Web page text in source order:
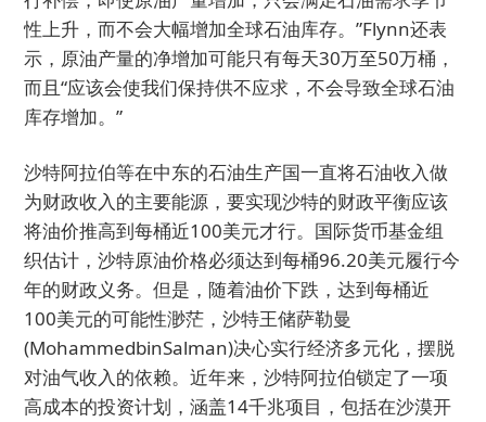
性上升，而不会大幅增加全球石油库存。”Flynn还表
示，原油产量的净增加可能只有每天30万至50万桶，
而且“应该会使我们保持供不应求，不会导致全球石油
库存增加。”
沙特阿拉伯等在中东的石油生产国一直将石油收入做
为财政收入的主要能源，要实现沙特的财政平衡应该
将油价推高到每桶近100美元才行。国际货币基金组
织估计，沙特原油价格必须达到每桶96.20美元履行今
年的财政义务。但是，随着油价下跌，达到每桶近
100美元的可能性渺茫，沙特王储萨勒曼
(MohammedbinSalman)决心实行经济多元化，摆脱
对油气收入的依赖。近年来，沙特阿拉伯锁定了一项
高成本的投资计划，涵盖14千兆项目，包括在沙漠开